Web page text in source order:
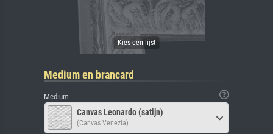
Medium en brancard
Medium
Canvas Leonardo (satijn)
(Canvas Venezia)